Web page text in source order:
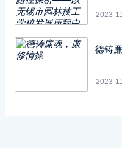
2023-
德铸
2023-